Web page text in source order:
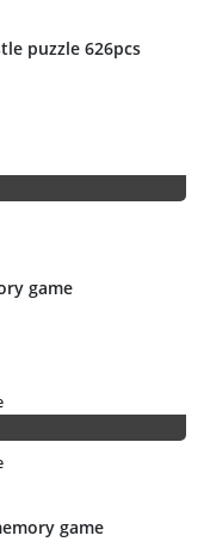
puzzle 626pcs
game
game